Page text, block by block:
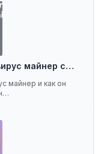
майнер с…
майнер и как он